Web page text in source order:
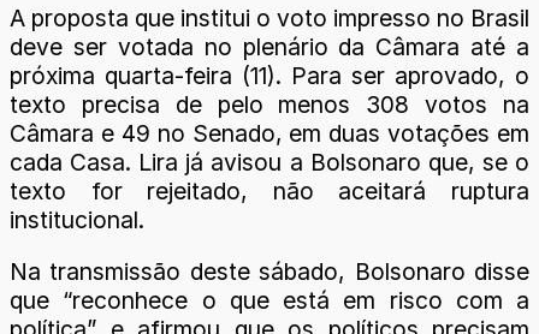
A proposta que institui o voto impresso no Brasil
deve ser votada no plenário da Câmara até a
próxima quarta-feira (11). Para ser aprovado, o
texto precisa de pelo menos 308 votos na
Câmara e 49 no Senado, em duas votações em
cada Casa. Lira já avisou a Bolsonaro que, se o
texto for rejeitado, não aceitará ruptura
institucional.
Na transmissão deste sábado, Bolsonaro disse
que “reconhece o que está em risco com a